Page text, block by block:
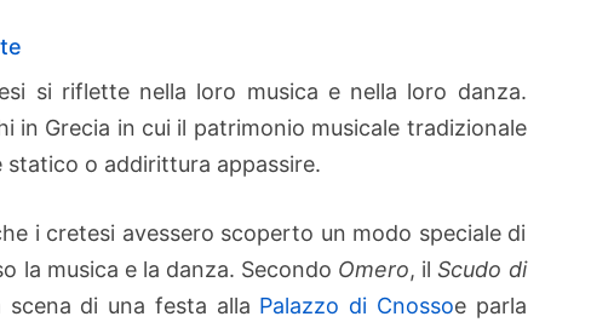
si riflette nella loro musica e nella loro danza.
in Grecia in cui il patrimonio musicale tradizionale
o addirittura appassire.
i cretesi avessero scoperto un modo speciale di
la musica e la danza. Secondo Omero, ilScudo di
di una festa alla Palazzo di Cnossoe parla